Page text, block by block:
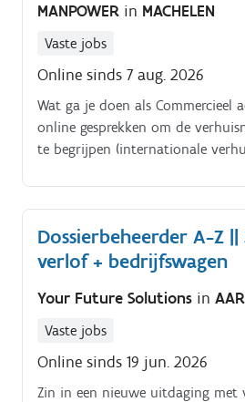
MANPOWER in MACHELEN
Vaste jobs
Online sinds 7 aug. 2026
Wat ga je doen als Commercieel
online gesprekken om de
te begrijpen (internationale
Dossierbeheerder A-Z ||
verlof + bedrijfswagen
Your Future Solutions in
Vaste jobs
Online sinds 19 jun. 2026
Zin in een nieuwe uitdaging met